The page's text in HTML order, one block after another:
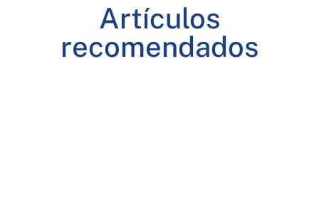
Artículos
recomendados